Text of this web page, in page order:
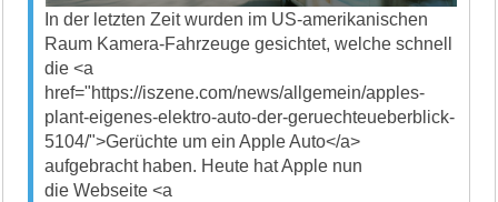
In der letzten Zeit wurden im US-amerikanischen
Raum Kamera-Fahrzeuge gesichtet, welche schnell
die <a
href="https://iszene.com/news/allgemein/apples-
plant-eigenes-elektro-auto-der-geruechteueberblick-
5104/">Gerüchte um ein Apple Auto</a>
aufgebracht haben. Heute hat Apple nun
die Webseite <a